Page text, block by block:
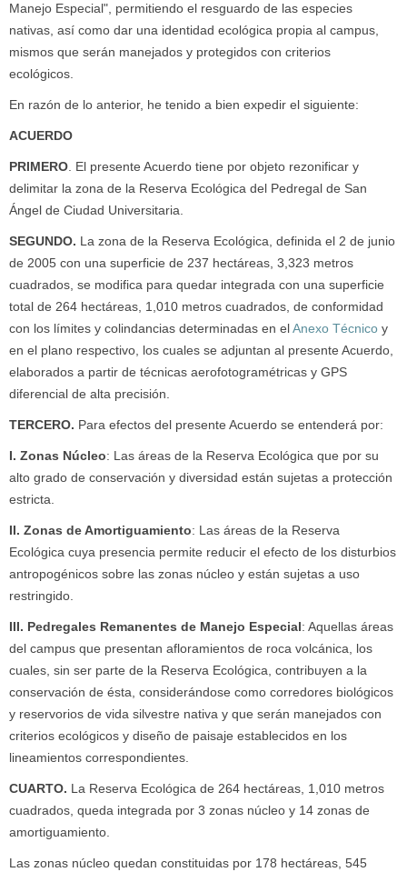
Manejo Especial", permitiendo el resguardo de las especies
nativas, así como dar una identidad ecológica propia al campus,
mismos que serán manejados y protegidos con criterios
ecológicos.
En razón de lo anterior, he tenido a bien expedir el siguiente:
ACUERDO
PRIMERO . El presente Acuerdo tiene por objeto rezonificar y
delimitar la zona de la Reserva Ecológica del Pedregal de San
Ángel de Ciudad Universitaria.
SEGUNDO. La zona de la Reserva Ecológica, definida el 2 de junio
de 2005 con una superficie de 237 hectáreas, 3,323 metros
cuadrados, se modifica para quedar integrada con una superficie
total de 264 hectáreas, 1,010 metros cuadrados, de conformidad
con los límites y colindancias determinadas en elAnexo Técnico y
en el plano respectivo, los cuales se adjuntan al presente Acuerdo,
elaborados a partir de técnicas aerofotogramétricas y GPS
diferencial de alta precisión.
TERCERO. Para efectos del presente Acuerdo se entenderá por:
I. Zonas Núcleo: Las áreas de la Reserva Ecológica que por su
alto grado de conservación y diversidad están sujetas a protección
estricta.
II. Zonas de Amortiguamiento: Las áreas de la Reserva
Ecológica cuya presencia permite reducir el efecto de los disturbios
antropogénicos sobre las zonas núcleo y están sujetas a uso
restringido.
III. Pedregales Remanentes de Manejo Especial: Aquellas áreas
del campus que presentan afloramientos de roca volcánica, los
cuales, sin ser parte de la Reserva Ecológica, contribuyen a la
conservación de ésta, considerándose como corredores biológicos
y reservorios de vida silvestre nativa y que serán manejados con
criterios ecológicos y diseño de paisaje establecidos en los
lineamientos correspondientes.
CUARTO. La Reserva Ecológica de 264 hectáreas, 1,010 metros
cuadrados, queda integrada por 3 zonas núcleo y 14 zonas de
amortiguamiento.
Las zonas núcleo quedan constituidas por 178 hectáreas, 545